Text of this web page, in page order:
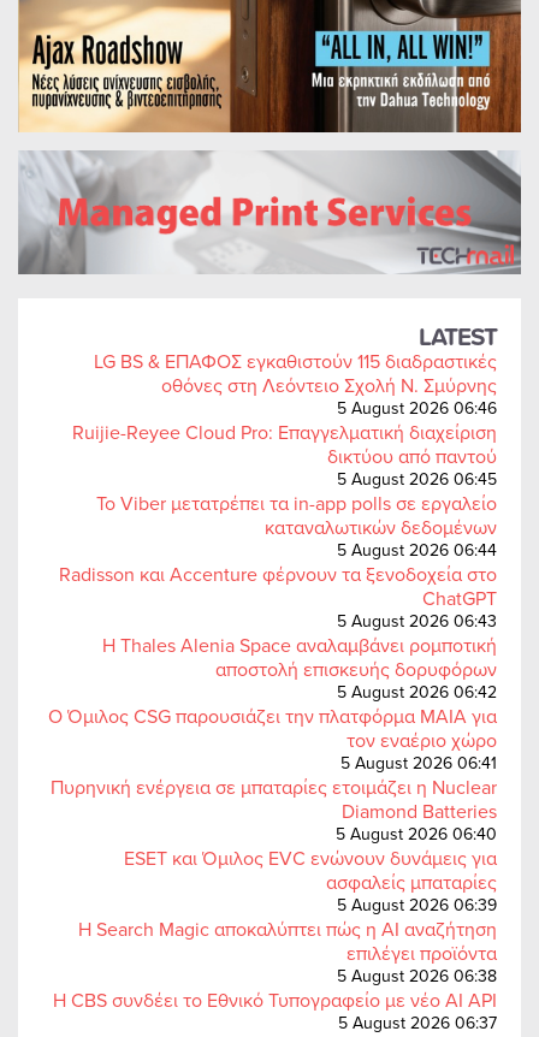
LATEST
LG BS & ΕΠΑΦΟΣ εγκαθιστούν 115 διαδραστικές
οθόνες στη Λεόντειο Σχολή Ν. Σμύρνης
5 August 2026 06:46
Ruijie-Reyee Cloud Pro: Επαγγελματική διαχείριση
δικτύου από παντού
5 August 2026 06:45
Το Viber μετατρέπει τα in-app polls σε εργαλείο
καταναλωτικών δεδομένων
5 August 2026 06:44
Radisson και Accenture φέρνουν τα ξενοδοχεία στο
ChatGPT
5 August 2026 06:43
Η Thales Alenia Space αναλαμβάνει ρομποτική
αποστολή επισκευής δορυφόρων
5 August 2026 06:42
Ο Όμιλος CSG παρουσιάζει την πλατφόρμα MAIA για
τον εναέριο χώρο
5 August 2026 06:41
Πυρηνική ενέργεια σε μπαταρίες ετοιμάζει η Nuclear
Diamond Batteries
5 August 2026 06:40
ESET και Όμιλος EVC ενώνουν δυνάμεις για
ασφαλείς μπαταρίες
5 August 2026 06:39
Η Search Magic αποκαλύπτει πώς η AI αναζήτηση
επιλέγει προϊόντα
5 August 2026 06:38
Η CBS συνδέει το Εθνικό Τυπογραφείο με νέο AI API
5 August 2026 06:37